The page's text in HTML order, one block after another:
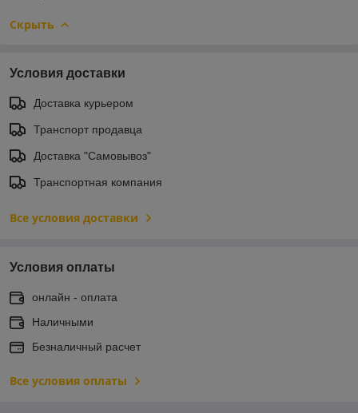
Скрыть
Условия доставки
Доставка курьером
Транспорт продавца
Доставка "Самовывоз"
Транспортная компания
Все условия доставки
Условия оплаты
онлайн - оплата
Наличными
Безналичный расчет
Все условия оплаты